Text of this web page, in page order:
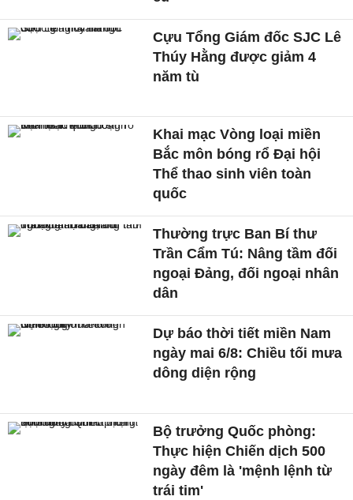
Cựu Tổng Giám đốc SJC Lê
Thúy Hằng được giảm 4
năm tù
Khai mạc Vòng loại miền
Bắc môn bóng rổ Đại hội
Thể thao sinh viên toàn
quốc
Thường trực Ban Bí thư
Trần Cẩm Tú: Nâng tầm đối
ngoại Đảng, đối ngoại nhân
dân
Dự báo thời tiết miền Nam
ngày mai 6/8: Chiều tối mưa
dông diện rộng
Bộ trưởng Quốc phòng:
Thực hiện Chiến dịch 500
ngày đêm là 'mệnh lệnh từ
trái tim'